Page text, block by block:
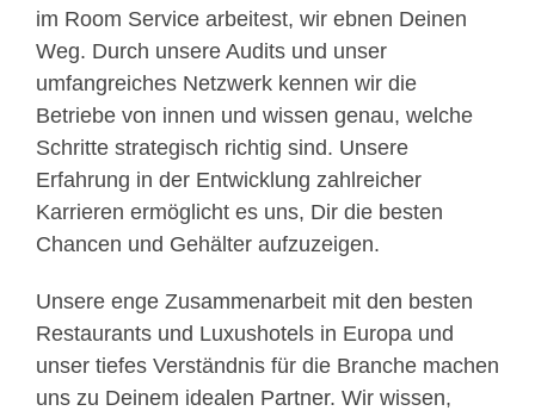
im Room Service arbeitest, wir ebnen Deinen
Weg. Durch unsere Audits und unser
umfangreiches Netzwerk kennen wir die
Betriebe von innen und wissen genau, welche
Schritte strategisch richtig sind. Unsere
Erfahrung in der Entwicklung zahlreicher
Karrieren ermöglicht es uns, Dir die besten
Chancen und Gehälter aufzuzeigen.
Unsere enge Zusammenarbeit mit den besten
Restaurants und Luxushotels in Europa und
unser tiefes Verständnis für die Branche machen
uns zu Deinem idealen Partner. Wir wissen,